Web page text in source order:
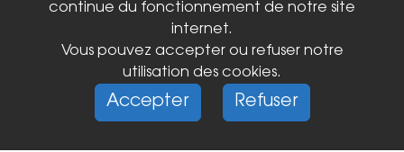
Mentions légales
Politique de confidentialité
Conditions générales d'utilisation
continue du fonctionnement de notre site
internet.
Vous pouvez accepter ou refuser notre
utilisation des cookies.
Accepter Refuser